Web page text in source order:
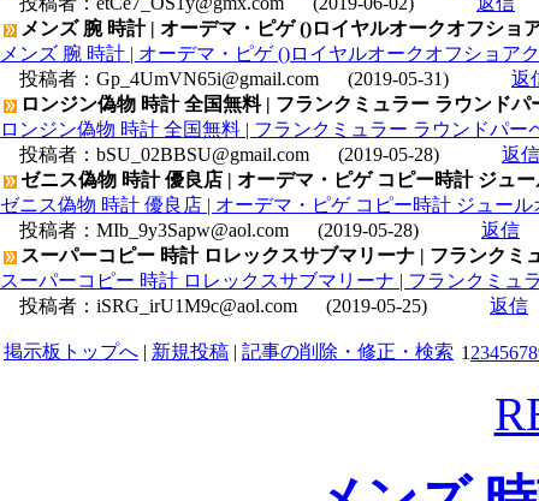
メンズ 腕 時計 | オーデマ・ピゲ ()ロイヤルオークオフショ
メンズ 腕 時計 | オーデマ・ピゲ ()ロイヤルオークオフショア
投稿者： Gp_4UmVN65i@gmail.com (2019-05-31)
返
ロンジン偽物 時計 全国無料 | フランクミュラー ラウンド
ロンジン偽物 時計 全国無料 | フランクミュラー ラウンドパ
投稿者： bSU_02BBSU@gmail.com (2019-05-28)
返信
ゼニス偽物 時計 優良店 | オーデマ・ピゲ コピー時計 ジュ
ゼニス偽物 時計 優良店 | オーデマ・ピゲ コピー時計 ジュー
投稿者： MIb_9y3Sapw@aol.com (2019-05-28)
返信
スーパーコピー 時計 ロレックスサブマリーナ | フランク
スーパーコピー 時計 ロレックスサブマリーナ | フランクミュ
投稿者： iSRG_irU1M9c@aol.com (2019-05-25) 返信
掲示板トップへ | 新規投稿 | 記事の削除・修正・検索 1 2345678